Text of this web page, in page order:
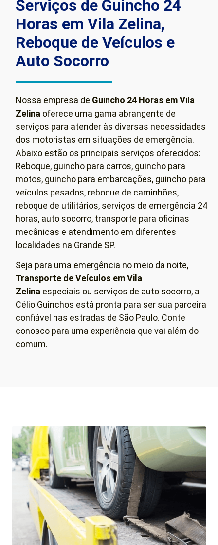
Serviços de Guincho 24
Horas em Vila Zelina,
Reboque de Veículos e
Auto Socorro
Nossa empresa de Guincho 24 Horas em Vila
Zelina oferece uma gama abrangente de
serviços para atender às diversas necessidades
dos motoristas em situações de emergência.
Abaixo estão os principais serviços oferecidos:
Reboque, guincho para carros, guincho para
motos, guincho para embarcações, guincho para
veículos pesados, reboque de caminhões,
reboque de utilitários, serviços de emergência 24
horas, auto socorro, transporte para oficinas
mecânicas e atendimento em diferentes
localidades na Grande SP.
Seja para uma emergência no meio da noite,
Transporte de Veículos emVila
Zelina especiais ou serviços de auto socorro, a
Célio Guinchos está pronta para ser sua parceira
confiável nas estradas de São Paulo. Conte
conosco para uma experiência que vai além do
comum.